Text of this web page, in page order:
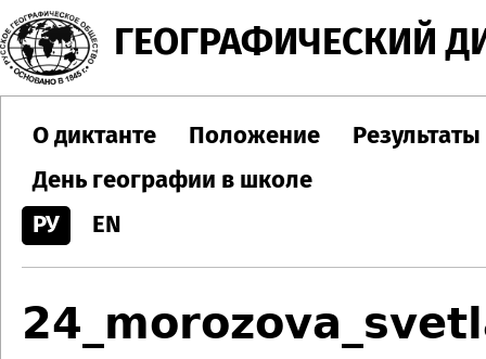
ГЕОГРАФИЧЕСКИЙ
О диктанте Положение
Результаты
День географии в школе
РУ
EN